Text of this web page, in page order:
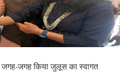
जगह-जगह किया जुलूस का स्वागत